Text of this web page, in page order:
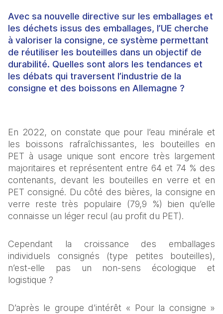
Avec sa nouvelle directive sur les emballages et
les déchets issus des emballages, l’UE cherche
à valoriser la consigne, ce système permettant
de réutiliser les bouteilles dans un objectif de
durabilité. Quelles sont alors les tendances et
les débats qui traversent l’industrie de la
consigne et des boissons en Allemagne ?
En 2022, on constate que pour l’eau minérale et
les boissons rafraîchissantes, les bouteilles en
PET à usage unique sont encore très largement
majoritaires et représentent entre 64 et 74 % des
contenants, devant les bouteilles en verre et en
PET consigné. Du côté des bières, la consigne en
verre reste très populaire (79,9 %) bien qu’elle
connaisse un léger recul (au profit du PET).
Cependant la croissance des emballages
individuels consignés (type petites bouteilles),
n’est-elle pas un non-sens écologique et
logistique ?
D’après le groupe d’intérêt « Pour la consigne »